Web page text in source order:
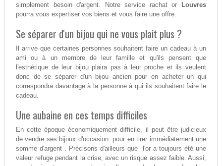
simplement besoin d'argent. Notre service rachat or Louvres
pourra vous expertiser vos biens et vous faire une offre.
Se séparer d'un bijou qui ne vous plait plus ?
Il arrive que certaines personnes souhaitent faire un cadeau à un
ami ou à un membre de leur famille et qu'ils pensent que
l'esthétique de leur bijou plaira pas à leur proche et ils veulent
donc de se séparer d'un bijou ancien pour en acheter un qui
correspondra davantage à la personne à qui ils souhaitent faire le
cadeau.
Une aubaine en ces temps difficiles
En cette époque économiquement difficile, il peut être judicieux
de vendre ses bijoux d'occasion pour en tirer immédiatement une
somme d'argent . Précisons d'ailleurs que l'or a toujours été une
valeur refuge pendant la crise, avec un risque assez faible. Aussi,